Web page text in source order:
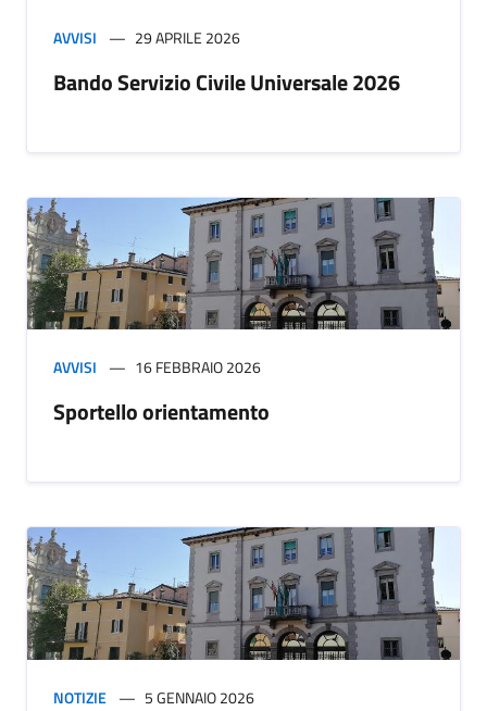
AVVISI 29 APRILE 2026
Bando Servizio Civile Universale 2026
AVVISI 16 FEBBRAIO 2026
Sportello orientamento
NOTIZIE 5 GENNAIO 2026